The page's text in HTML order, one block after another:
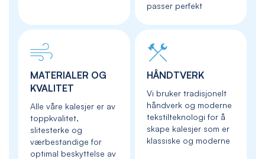
passer perfekt
MATERIALER OG
KVALITET
Alle våre kalesjer er av
toppkvalitet,
slitesterke og
værbestandige for
optimal beskyttelse av
HÅNDTVERK
Vi bruker tradisjonelt
håndverk og moderne
tekstilteknologi for å
skape kalesjer som er
klassiske og moderne